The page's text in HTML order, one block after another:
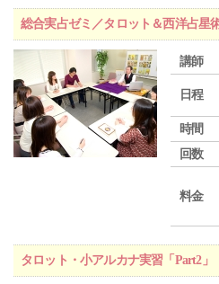
総合実占ゼミ／タロット＆西洋占
講師
日程
時間
回数
料金
タロット・小アルカナ実習「Part2